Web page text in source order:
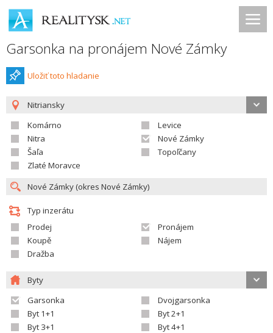
Garsonka na pronájem Nové Zámky
Uložiť toto hladanie
Nitriansky
Komárno
Levice
Nitra
Nové Zámky
Šaľa
Topoľčany
Zlaté Moravce
Typ inzerátu
Prodej
Pronájem
Koupě
Nájem
Dražba
Byty
Garsonka
Dvojgarsonka
Byt 1+1
Byt 2+1
Byt 3+1
Byt 4+1